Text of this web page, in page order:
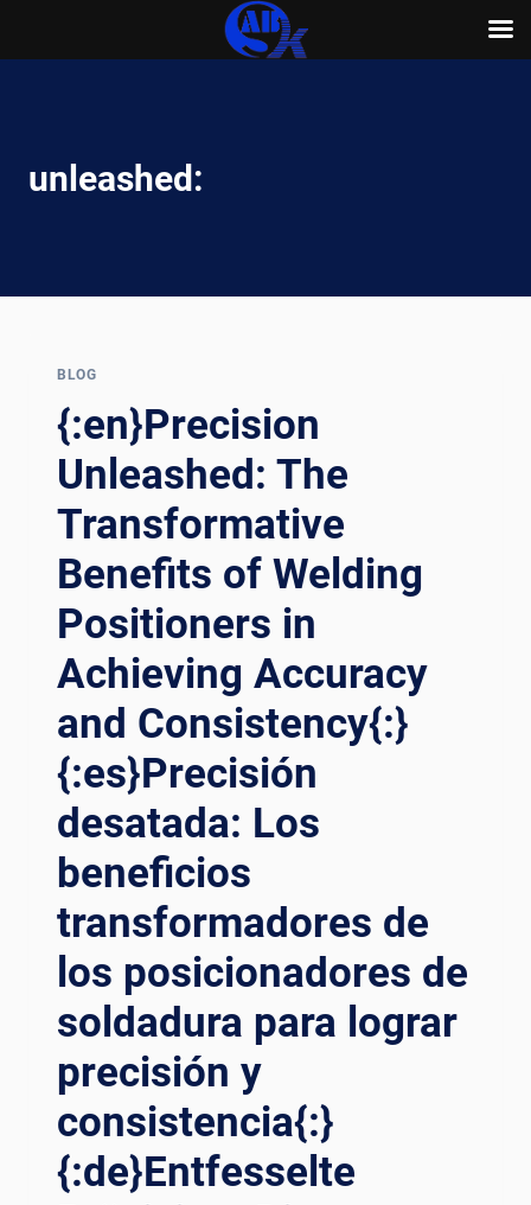
unleashed:
BLOG
{:en}Precision
Unleashed: The
Transformative
Benefits of Welding
Positioners in
Achieving Accuracy
and Consistency{:}
{:es}Precisión
desatada: Los
beneficios
transformadores de
los posicionadores de
soldadura para lograr
precisión y
consistencia{:}
{:de}Entfesselte